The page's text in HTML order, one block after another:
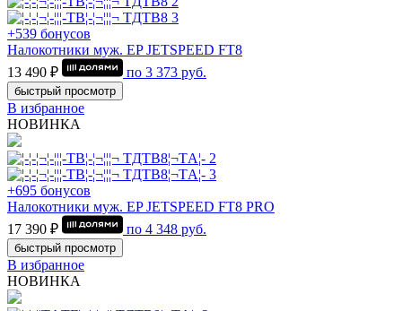
+539 бонусов
Налокотники муж. EP JETSPEED FT8
13 490 ₽
по 3 373 руб.
быстрый просмотр
В избранное
НОВИНКА
+695 бонусов
Налокотники муж. EP JETSPEED FT8 PRO
17 390 ₽
по 4 348 руб.
быстрый просмотр
В избранное
НОВИНКА